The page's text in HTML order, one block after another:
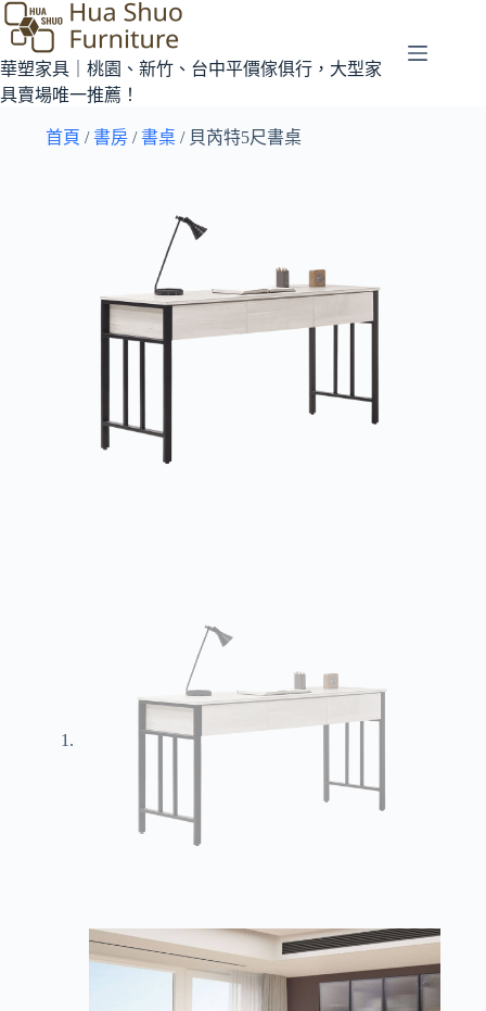
華塑家具｜桃園、新竹、台中平價傢俱行，大型家
具賣場唯一推薦！
首頁 /書房/書桌/ 貝芮特5尺書桌